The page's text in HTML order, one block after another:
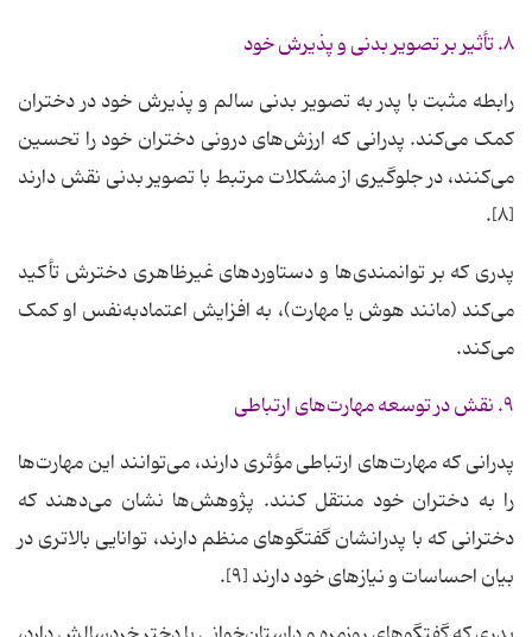
۸. تأثیر بر تصویر بدنی و پذیرش خود
رابطه مثبت با پدر به تصویر بدنی سالم و پذیرش خود در دختران
کمک می‌کند. پدرانی که ارزش‌های درونی دختران خود را تحسین
می‌کنند، در جلوگیری از مشکلات مرتبط با تصویر بدنی نقش دارند
[۸].
پدری که بر توانمندی‌ها و دستاوردهای غیرظاهری دخترش تأکید
می‌کند (مانند هوش یا مهارت)، به افزایش اعتمادبه‌نفس او کمک
می‌کند.
۹. نقش در توسعه مهارت‌های ارتباطی
پدرانی که مهارت‌های ارتباطی مؤثری دارند، می‌توانند این مهارت‌ها
را به دختران خود منتقل کنند. پژوهش‌ها نشان می‌دهند که
دخترانی که با پدرانشان گفتگوهای منظم دارند، توانایی بالاتری در
بیان احساسات و نیازهای خود دارند [۹].